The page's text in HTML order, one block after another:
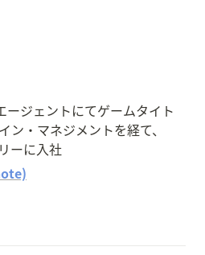
ージェントにてゲームタイト
ン・マネジメントを経て、
ーに入社